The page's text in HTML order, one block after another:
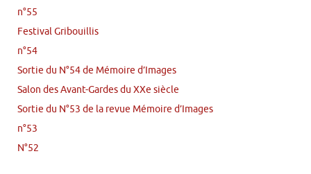
n°55
Festival Gribouillis
n°54
Sortie du N°54 de Mémoire d’Images
Salon des Avant-Gardes du XXe siècle
Sortie du N°53 de la revue Mémoire d’Images
n°53
N°52